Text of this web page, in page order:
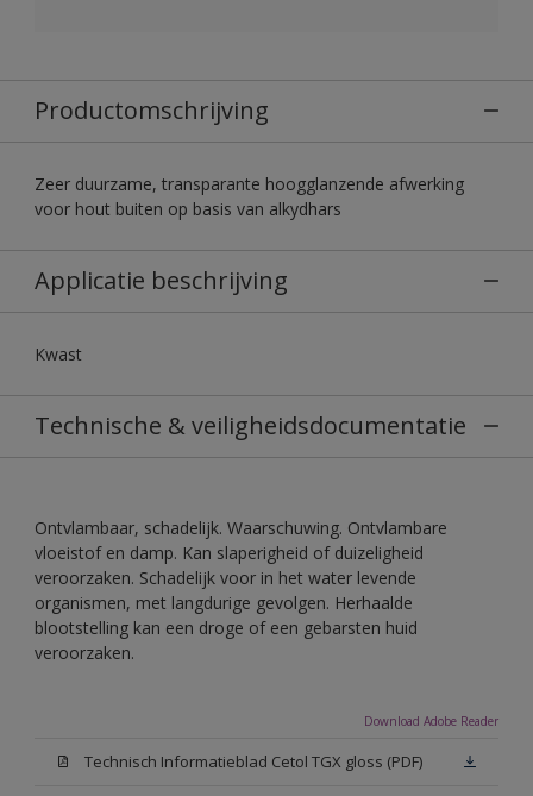
Productomschrijving
Zeer duurzame, transparante hoogglanzende afwerking
voor hout buiten op basis van alkydhars
Applicatie beschrijving
Kwast
Technische & veiligheidsdocumentatie
Ontvlambaar, schadelijk. Waarschuwing. Ontvlambare
vloeistof en damp. Kan slaperigheid of duizeligheid
veroorzaken. Schadelijk voor in het water levende
organismen, met langdurige gevolgen. Herhaalde
blootstelling kan een droge of een gebarsten huid
veroorzaken.
Download Adobe Reader
Technisch Informatieblad Cetol TGX gloss (PDF)